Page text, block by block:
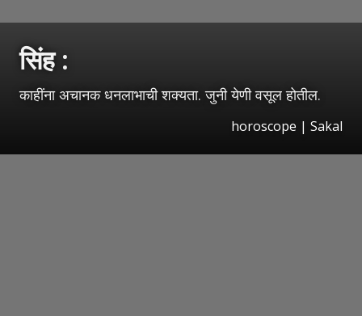
सिंह :
काहींना अचानक धनलाभाची शक्यता. जुनी येणी वसूल होतील.
horoscope | Sakal